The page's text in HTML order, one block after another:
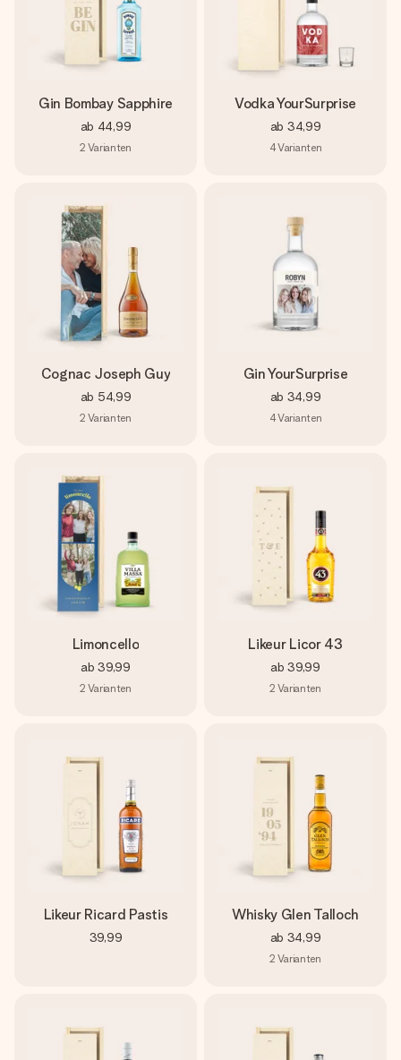
Gin Bombay Sapphire
ab 44,99
2 Varianten
Vodka YourSurprise
ab 34,99
4Varianten
Cognac Joseph Guy
ab 54,99
2 Varianten
Gin YourSurprise
ab 34,99
4Varianten
Limoncello
ab 39,99
2 Varianten
Likeur Licor 43
ab 39,99
2 Varianten
Likeur Ricard Pastis
39,99
Whisky Glen Talloch
ab 34,99
2 Varianten